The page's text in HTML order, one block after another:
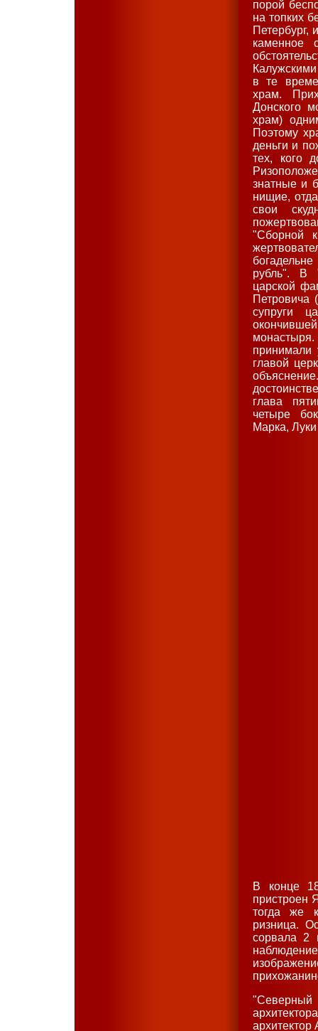
порой
на топких
Петербург,
каменное
в те
храм.
Донского
храм)
Поэтому
деньги и
тех, кого
знатные и
нищие,
свои
"Сборной
рубль". В
царской
Петровича
супруги
принимали
главой
глава
четыре
Марка,
В конце
пристроен
тогда же
ризница.
сорвала 2
"Северный